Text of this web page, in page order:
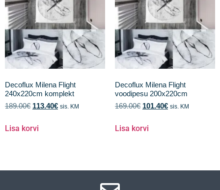
Decoflux Milena Flight
240x220cm komplekt
189.00€ 113.40€ sis. KM
Lisa korvi
Decoflux Milena Flight
voodipesu 200x220cm
169.00€ 101.40€ sis. KM
Lisa korvi